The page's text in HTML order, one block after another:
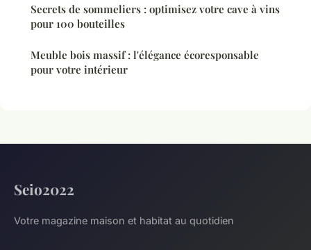
Secrets de sommeliers : optimisez votre cave à vins
pour 100 bouteilles
Meuble bois massif : l'élégance écoresponsable
pour votre intérieur
Seio2022
Votre magazine maison et habitat au quotidien